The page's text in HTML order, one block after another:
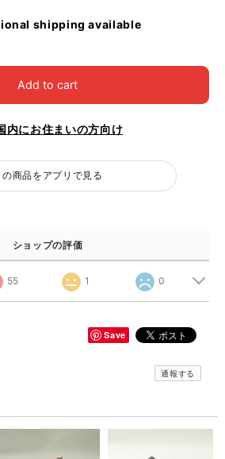
shipping available
Add to cart
内にお住まいの方向け
の商品をアプリで見る
ショップの評価
55 1 0
Save
通報する